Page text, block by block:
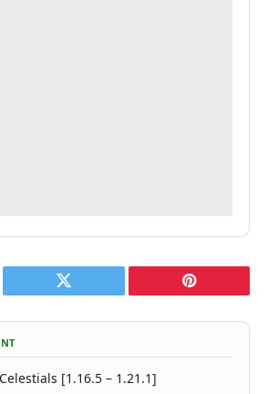
Twitter Pinterest
[1.16.5 – 1.21.1]